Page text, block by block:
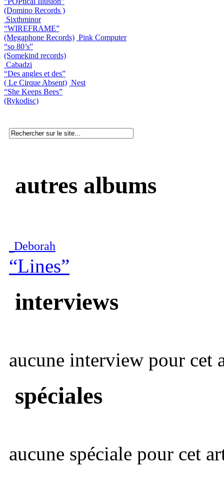
(Domino Records )
Sixthminor
“WIREFRAME”
(Megaphone Records) Pink Computer
“so 80’s”
(Somekind records)
Cabadzi
“Des angles et des”
( Le Cirque Absent) Nest
“She Keeps Bees”
(Rykodisc)
autres albums
Deborah
“Lines”
interviews
aucune interview pour cet
spéciales
aucune spéciale pour cet